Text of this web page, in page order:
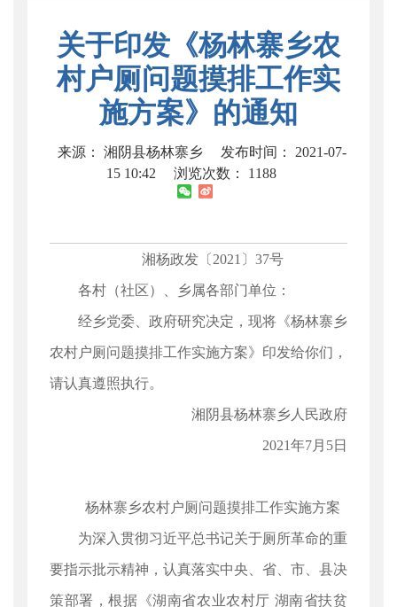
关于印发《杨林寨乡农
村户厕问题摸排工作实
施方案》的通知
来源： 湘阴县杨林寨乡
发布时间： 2021-07-
15 10:42
浏览次数： 1188
湘杨政发〔2021〕37号
各村（社区）、乡属各部门单位：
经乡党委、政府研究决定，现将《杨林寨乡
农村户厕问题摸排工作实施方案》印发给你们，
请认真遵照执行。
湘阴县杨林寨乡人民政府
2021年7月5日
杨林寨乡农村户厕问题摸排工作实施方案
为深入贯彻习近平总书记关于厕所革命的重
要指示批示精神，认真落实中央、省、市、县决
策部署，根据《湖南省农业农村厅 湖南省扶贫